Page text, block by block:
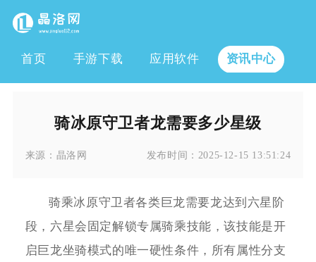
首页 手游下载 应用软件 资讯中心
骑冰原守卫者龙需要多少星级
来源： 晶洛网 发布时间： 2025-12-15 13:51:24
骑乘冰原守卫者各类巨龙需要龙达到六星阶
段，六星会固定解锁专属骑乘技能，该技能是开
启巨龙坐骑模式的唯一硬性条件，所有属性分支